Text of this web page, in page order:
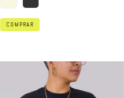
COMPRAR